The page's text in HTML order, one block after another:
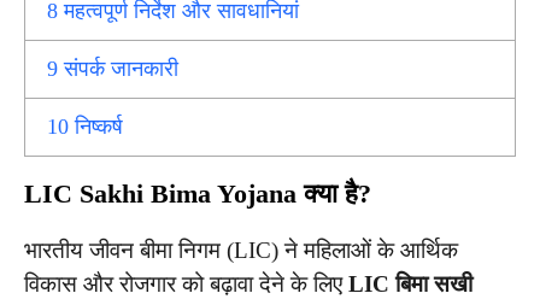
8 महत्वपूर्ण निर्देश और सावधानियां
9 संपर्क जानकारी
10 निष्कर्ष
LIC Sakhi Bima Yojana क्या है?
भारतीय जीवन बीमा निगम (LIC) ने महिलाओं के आर्थिक
विकास और रोजगार को बढ़ावा देने के लिएLIC बिमा सखी